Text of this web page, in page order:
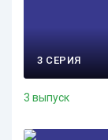
3 СЕРИЯ
3 выпуск